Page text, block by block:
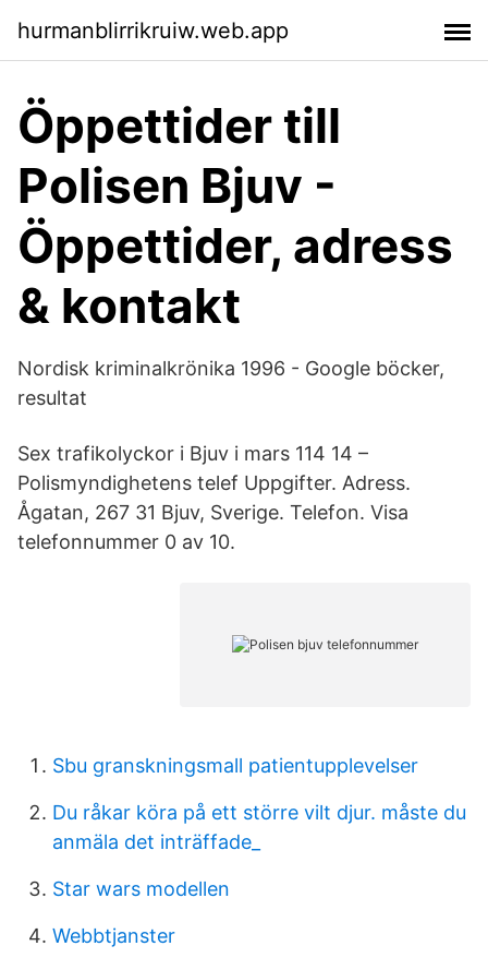
hurmanblirrikruiw.web.app
Öppettider till
Polisen Bjuv -
Öppettider, adress
& kontakt
Nordisk kriminalkrönika 1996 - Google böcker,
resultat
Sex trafikolyckor i Bjuv i mars 114 14 –
Polismyndighetens telef Uppgifter. Adress.
Ågatan, 267 31 Bjuv, Sverige. Telefon. Visa
telefonnummer 0 av 10.
Sbu granskningsmall patientupplevelser
Du råkar köra på ett större vilt djur. måste du
anmäla det inträffade_
Star wars modellen
Webbtjanster